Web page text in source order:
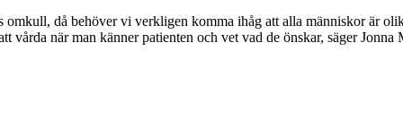
då behöver vi verkligen komma ihåg att alla människor är
vårda när man känner patienten och vet vad de önskar, säger Jonna